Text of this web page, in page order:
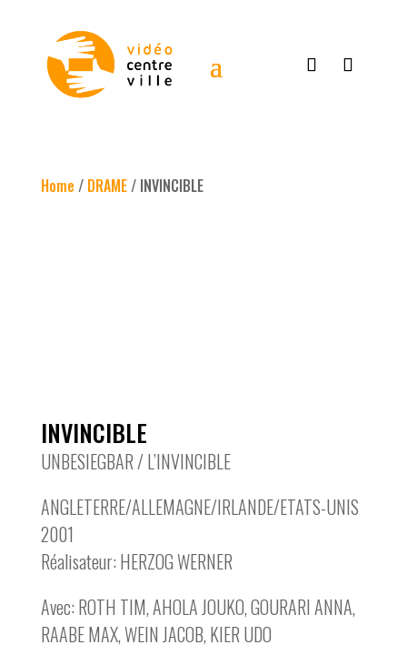
Home / DRAME/ INVINCIBLE
INVINCIBLE
UNBESIEGBAR / L’INVINCIBLE
ANGLETERRE/ALLEMAGNE/IRLANDE/ETATS-UNIS
2001
Réalisateur: HERZOG WERNER
Avec: ROTH TIM, AHOLA JOUKO, GOURARI ANNA,
RAABE MAX, WEIN JACOB, KIER UDO